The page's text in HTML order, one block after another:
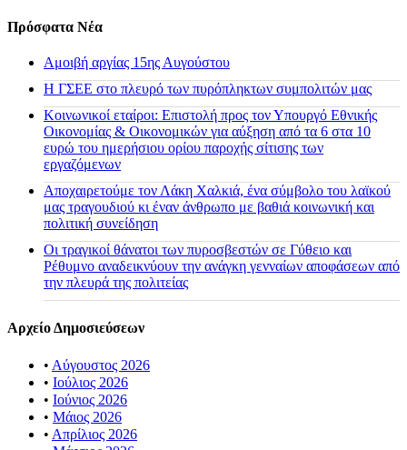
Πρόσφατα Νέα
Αμοιβή αργίας 15ης Αυγούστου
H ΓΣΕΕ στο πλευρό των πυρόπληκτων συμπολιτών μας
Κοινωνικοί εταίροι: Επιστολή προς τον Υπουργό Εθνικής
Οικονομίας & Οικονομικών για αύξηση από τα 6 στα 10
ευρώ του ημερήσιου ορίου παροχής σίτισης των
εργαζόμενων
Αποχαιρετούμε τον Λάκη Χαλκιά, ένα σύμβολο του λαϊκού
μας τραγουδιού κι έναν άνθρωπο με βαθιά κοινωνική και
πολιτική συνείδηση
Οι τραγικοί θάνατοι των πυροσβεστών σε Γύθειο και
Ρέθυμνο αναδεικνύουν την ανάγκη γενναίων αποφάσεων από
την πλευρά της πολιτείας
Αρχείο Δημοσιεύσεων
• Αύγουστος 2026
• Ιούλιος 2026
• Ιούνιος 2026
• Μάιος 2026
• Απρίλιος 2026